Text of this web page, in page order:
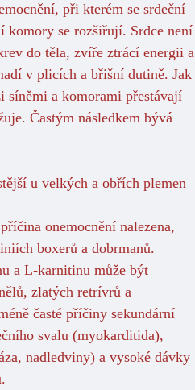
při kterém se srdeční
komory se rozšiřují. Srdce není
do těla, zvíře ztrácí energii a
v plicích a břišní dutině. Jak
síněmi a komorami přestávají
Častým následkem bývá
u velkých a obřích plemen
onemocnění nalezena,
boxerů a dobrmanů.
a L-karnitinu může být
zlatých retrívrů a
časté příčiny sekundární
svalu (myokarditida),
nadledviny) a vysoké dávky